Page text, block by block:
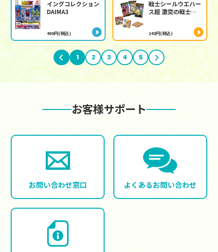
イングコレクション
DAIMA3
400円(税込)
戦士シールウエハー
ス超 激突の戦士た
143円(税込)
前へ 1 2 3 4 5 次へ
お客様サポート
お問い合わせ窓口 よくあるお問い合わせ